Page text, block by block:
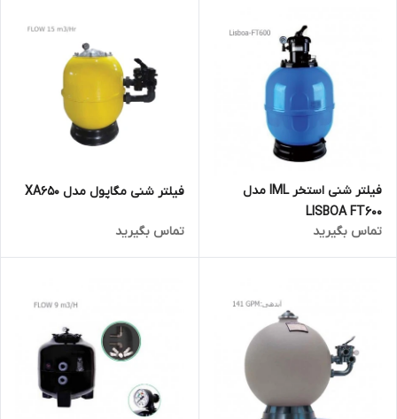
فیلتر شنی استخر IML مدل
LISBOA FT600
تماس بگیرید
فیلتر شنی مگاپول مدل XA650
تماس بگیرید